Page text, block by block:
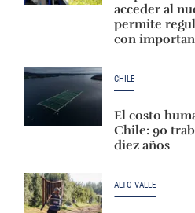
acceder al
permite
con
CHILE
El costo
Chile: 90
diez años
ALTO VALLE